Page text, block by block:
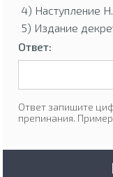
4) Наступление
5) Издание
Ответ:
Ответ запишите
препинания.